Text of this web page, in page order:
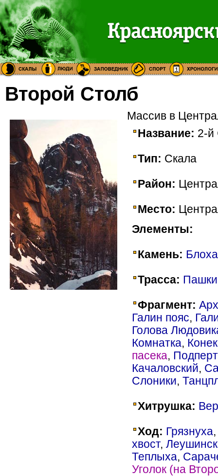
Второй Столб
Массив в
Название: 2-й
Тип: Скала
Район:
Место:
Элементы:
Камень: Блоха
Трасса:
Фрагмент:
Галин пояс,
Голова
Комнатка, Конек
пасека,
Качаловский,
Слоники,
Хитрушка:
Ход: Грязнуха
хвост,
Теплыха,
Уголок (на